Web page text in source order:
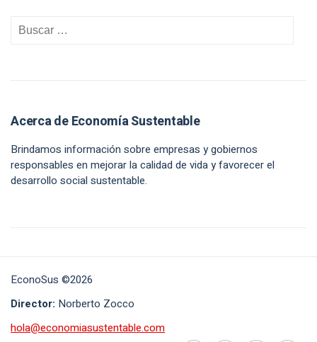
Acerca de Economía Sustentable
Brindamos información sobre empresas y gobiernos
responsables en mejorar la calidad de vida y favorecer el
desarrollo social sustentable.
EconoSus ©2026
Director: Norberto Zocco
hola@economiasustentable.com